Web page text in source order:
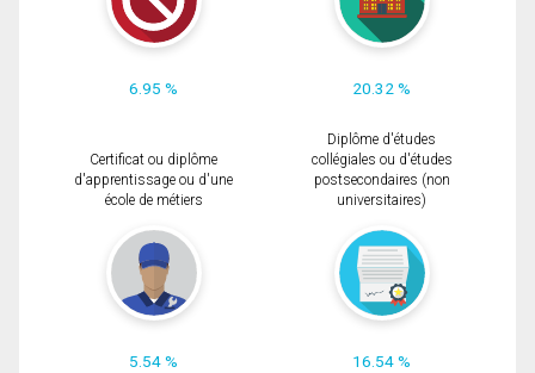
6.95 % 20.32 %
Certificat ou diplôme
d'apprentissage ou d'une
école de métiers
5.54 %
Diplôme d'études
collégiales ou d'études
postsecondaires (non
universitaires)
16.54 %